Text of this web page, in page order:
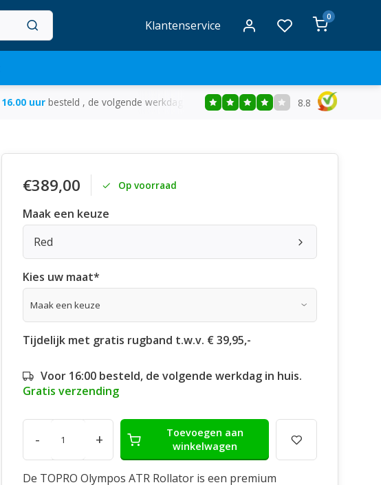
Klantenservice
0
16.00 uur besteld , de volgende werkdag in huis Gratisbezorging vanaf €50
8.8
€389,00 Op voorraad
Maak een keuze
Red
Kies uw maat*
Tijdelijk met gratis rugband t.w.v. € 39,95,-
Voor 16:00 besteld, de volgende werkdag in huis.
Gratis verzending
- +
Toevoegen aan
winkelwagen
De TOPRO Olympos ATR Rollator is een premium